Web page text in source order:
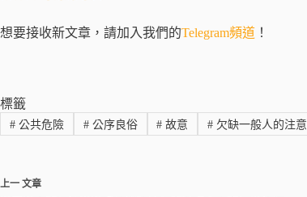
想要接收新文章，請加入我們的Telegram頻道 ！
標籤
#公共危險 #公序良俗 # 故意 # 欠缺一般人的注意
上一 文章